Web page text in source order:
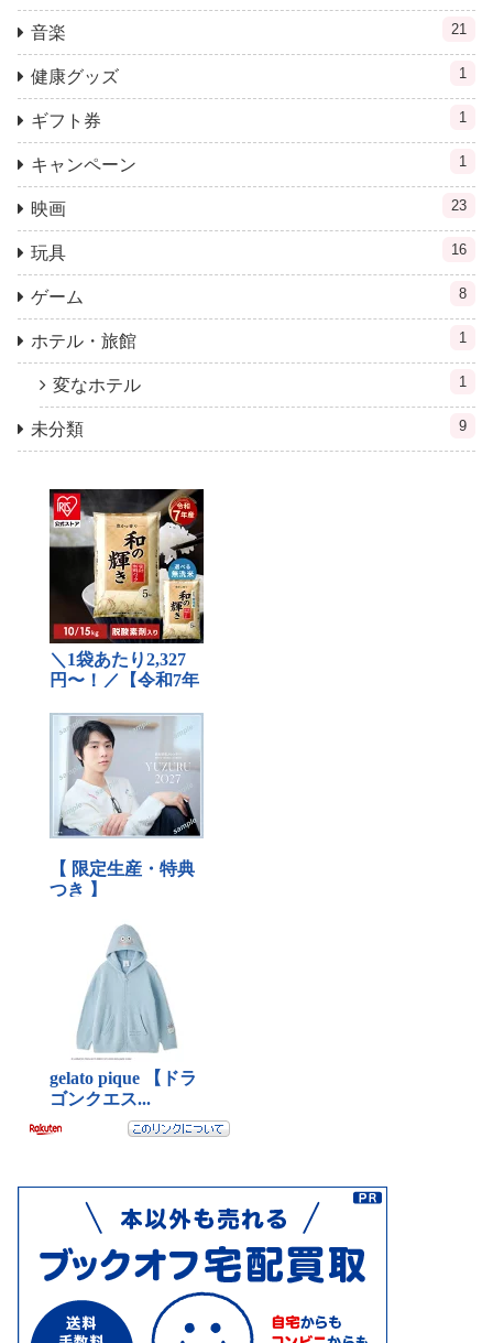
音楽 21
健康グッズ 1
ギフト券 1
キャンペーン 1
映画 23
玩具 16
ゲーム 8
ホテル・旅館 1
変なホテル 1
未分類 9